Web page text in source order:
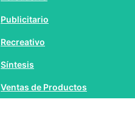
Publicitario
Recreativo
Síntesis
Ventas de Productos